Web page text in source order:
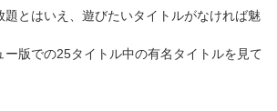
題とはいえ、遊びたいタイトルがなければ魅
ー版での25タイトル中の有名タイトルを見て